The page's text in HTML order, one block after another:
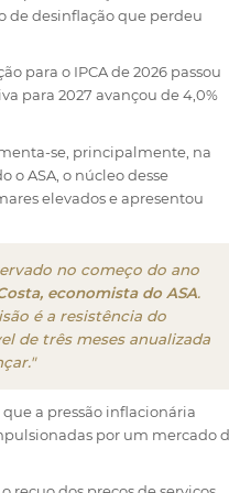
de desinflação que perdeu
para o IPCA de 2026 passou
para 2027 avançou de 4,0%
se, principalmente, na
o ASA, o núcleo desse
elevados e apresentou
no começo do ano
economista do ASA.
é a resistência do
de três meses anualizada
a pressão inflacionária
por um mercado